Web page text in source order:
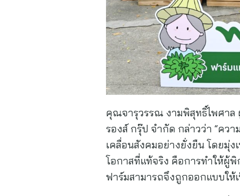
คุณจารุวรรณ งามพิสุทธิ์ไพศาล
รองส์ กรุ๊ป จำกัด กล่าวว่า “คว
เคลื่อนสังคมอย่างยั่งยืน โดยมุ่ง
โอกาสที่แท้จริง คือการทำให้ผู้
ฟาร์มสามารถจึงถูกออกแบบให้